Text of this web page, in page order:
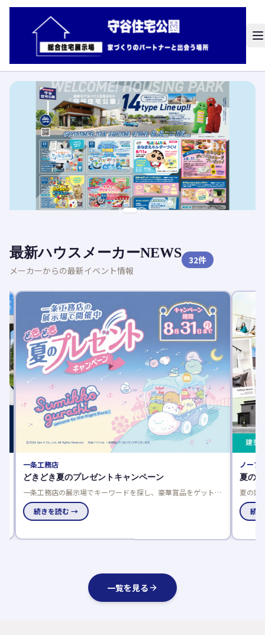
最新ハウスメーカーNEWS
メーカーからの最新イベント情報
32件
一条工務店
どきどき夏のプレゼントキャンペーン
一条工務店の展示場でキーワードを探し、豪華賞品をゲットし
よう！応募は一人一回限り、当選発表は特設サイトと賞品お届
けで。続きを読む →
ノーブ
夏の建
夏の建
談でさ
で、家
続
一覧を見る